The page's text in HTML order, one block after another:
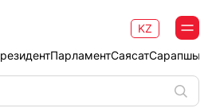
ПарламентСаясат
KZ